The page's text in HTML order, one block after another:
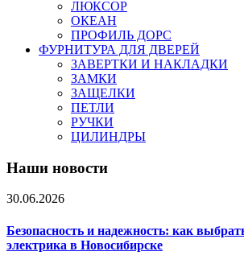
ЛЮКСОР
ОКЕАН
ПРОФИЛЬ ДОРС
ФУРНИТУРА ДЛЯ ДВЕРЕЙ
ЗАВЕРТКИ И НАКЛАДКИ
ЗАМКИ
ЗАЩЕЛКИ
ПЕТЛИ
РУЧКИ
ЦИЛИНДРЫ
Наши новости
30.06.2026
Безопасность и надежность: как
электрика в Новосибирске